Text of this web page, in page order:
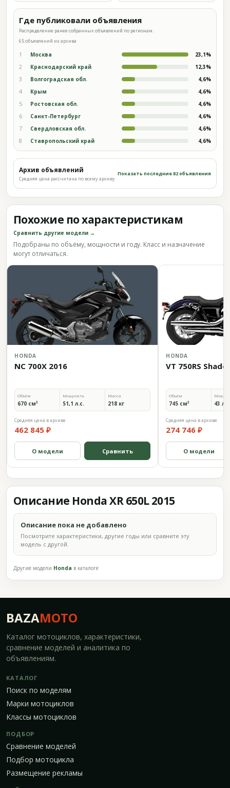
Где публиковали объявления
Распределение ранее собранных объявлений по регионам.
65 объявлений из архива
1 Москва 23,1%
2 Краснодарский край 12,3%
3 Волгоградская обл. 4,6%
4 Крым 4,6%
5 Ростовская обл. 4,6%
6 Санкт-Петербург 4,6%
7 Свердловская обл. 4,6%
8 Ставропольский край 4,6%
Архив объявлений
Средняя цена рассчитана по всему архиву
Показать последние 82 объявления
Похожие по характеристикам
Сравнить другие модели →
Подобраны по объёму, мощности и году. Класс и назначение
могут отличаться.
HONDA
NC 700X 2016
Объём
670 см³
Мощность
51,1 л.с.
Масса
218 кг
Средняя цена в архиве
462 845 ₽
О модели Сравнить
HONDA
VT 750RS
Объём
745 см³ 43
Средняя цена в архиве
274 746 ₽
О модели
Описание Honda XR 650L 2015
Описание пока не добавлено
Посмотрите характеристики, другие годы или сравните эту
модель с другой.
Другие модели Honda в каталоге
BAZAMOTO
Каталог мотоциклов, характеристики,
сравнение моделей и аналитика по
объявлениям.
КАТАЛОГ
Поиск по моделям
Марки мотоциклов
Классы мотоциклов
ПОДБОР
Сравнение моделей
Подбор мотоцикла
Размещение рекламы